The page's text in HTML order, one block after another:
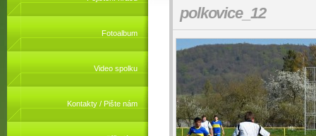
Fotoalbum
Video spolku
Kontakty / Pište nám
polkovice_12